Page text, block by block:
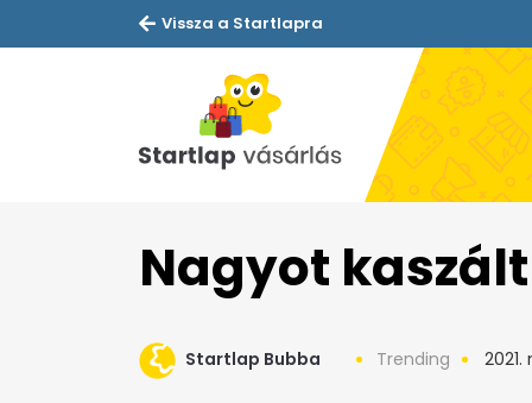
Vissza a Startlapra
Nagyot
Startlap Bubba Trending